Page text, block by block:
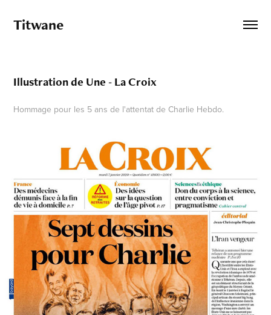
Titwane
Illustration de Une - La Croix
Hommage pour les 5 ans de l'attentat de Charlie Hebdo.